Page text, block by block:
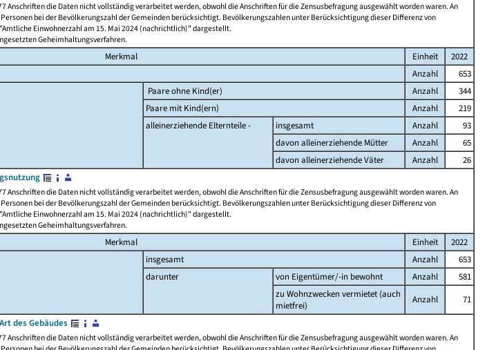
Anschriften die Daten nicht vollständig verarbeitet werden, obwohl die Anschriften für die Zensusbefragung ausgewählt worden waren. An
bei der Bevölkerungszahl der Gemeinden berücksichtigt. Bevölkerungszahlen unter Berücksichtigung dieser Differenz von
Einwohnerzahl am 15. Mai 2024 (nachrichtlich)" dargestellt.
Geheimhaltungsverfahren.
Merkmal Einheit
2022
Anzahl
653
Paare ohne Kind(er) Anzahl
344
Paare mit Kind(ern)
Anzahl
219
alleinerziehende Elternteile -
insgesamt Anzahl
93
davon alleinerziehende Mütter
Anzahl
65
davon alleinerziehende Väter
Anzahl
26
Anschriften die Daten nicht vollständig verarbeitet werden, obwohl die Anschriften für die Zensusbefragung ausgewählt worden waren. An
bei der Bevölkerungszahl der Gemeinden berücksichtigt. Bevölkerungszahlen unter Berücksichtigung dieser Differenz von
Einwohnerzahl am 15. Mai 2024 (nachrichtlich)" dargestellt.
Geheimhaltungsverfahren.
Merkmal Einheit
2022
insgesamt Anzahl
653
darunter
von Eigentümer/-in bewohnt Anzahl
581
zu Wohnzwecken vermietet (auch
mietfrei)
Anzahl
71
des Gebäudes
Anschriften die Daten nicht vollständig verarbeitet werden, obwohl die Anschriften für die Zensusbefragung ausgewählt worden waren. An